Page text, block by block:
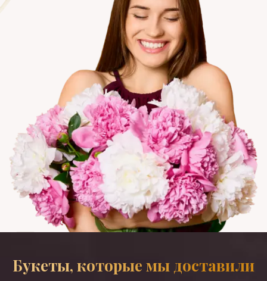
Букеты, которые мы доставили